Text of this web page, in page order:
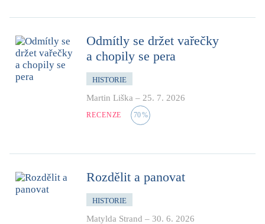
Odmítly se držet vařečky
a chopily se pera
HISTORIE
Martin Liška – 25. 7. 2026
RECENZE 70%
Rozdělit a panovat
HISTORIE
Matylda Strand – 30. 6. 2026